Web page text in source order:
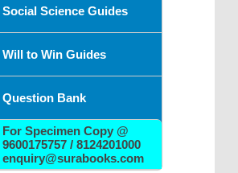
Social Science Guides
Will to Win Guides
Question Bank
For Specimen Copy @
9600175757 / 8124201000
enquiry@surabooks.com